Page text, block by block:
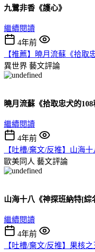
九鷺非香《護心》
繼續閱讀
4年前
【推薦】曉月流蘇《拾取
異世界 藝文評論
曉月流蘇《拾取忠犬的108
繼續閱讀
4年前
【吐槽/棄文/反推】山海
歐美同人 藝文評論
山海十八《神探班納特[綜
繼續閱讀
4年前
【吐槽/棄文/反推】果核